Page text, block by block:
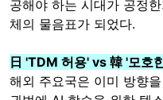
공해야 하는 시대가 공정
체의 물음표가 되었다.
日 'TDM 허용' vs 韓 '모호
해외 주요국은 이미 방향